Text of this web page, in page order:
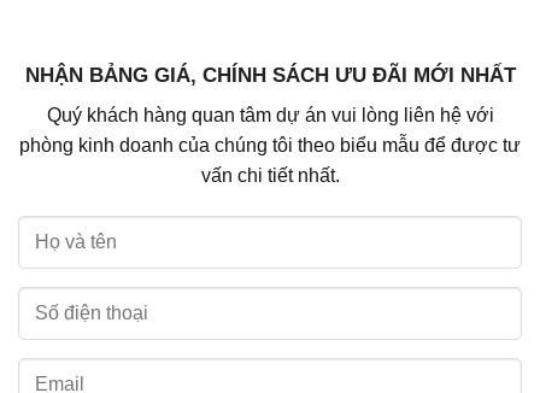
NHẬN BẢNG GIÁ, CHÍNH SÁCH ƯU ĐÃI MỚI NHẤT
Quý khách hàng quan tâm dự án vui lòng liên hệ với
phòng kinh doanh của chúng tôi theo biểu mẫu để được tư
vấn chi tiết nhất.